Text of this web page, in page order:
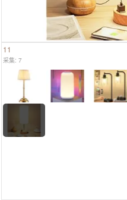
11
采集: 7